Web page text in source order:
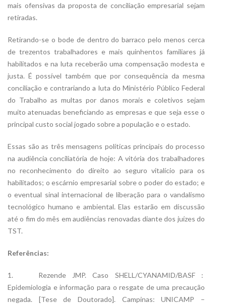
mais ofensivas da proposta de conciliação empresarial sejam
retiradas.
Retirando-se o bode de dentro do barraco pelo menos cerca
de trezentos trabalhadores e mais quinhentos familiares já
habilitados e na luta receberão uma compensação modesta e
justa. É possível também que por consequência da mesma
conciliação e contrariando a luta do Ministério Público Federal
do Trabalho as multas por danos morais e coletivos sejam
muito atenuadas beneficiando as empresas e que seja esse o
principal custo social jogado sobre a população e o estado.
Essas são as três mensagens políticas principais do processo
na audiência conciliatória de hoje: A vitória dos trabalhadores
no reconhecimento do direito ao seguro vitalício para os
habilitados; o escárnio empresarial sobre o poder do estado; e
o eventual sinal internacional de liberação para o vandalismo
tecnológico humano e ambiental. Elas estarão em discussão
até o fim do mês em audiências renovadas diante dos juízes do
TST.
Referências:
1. Rezende JMP. Caso SHELL/CYANAMID/BASF :
Epidemiologia e informação para o resgate de uma precaução
negada. [Tese de Doutorado]. Campinas: UNICAMP –